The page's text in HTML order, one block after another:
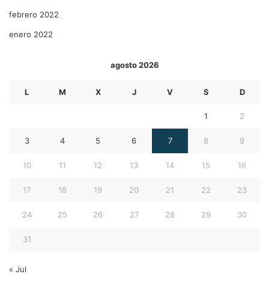
febrero 2022
enero 2022
agosto 2026
L M X J V S D
1 2
3 4 5 6 7 8 9
10 11 12 13 14 15 16
17 18 19 20 21 22 23
24 25 26 27 28 29 30
31
« Jul